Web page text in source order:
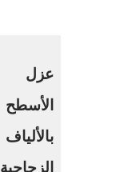
عزل
الأسطح
بالألياف
الزجاجية